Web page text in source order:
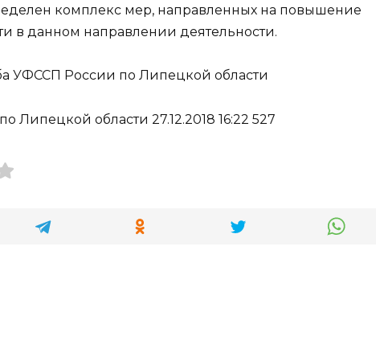
комплекс мер, направленных на повышение
в данном направлении деятельности.
УФССП России по Липецкой области
Липецкой области 27.12.2018 16:22 527